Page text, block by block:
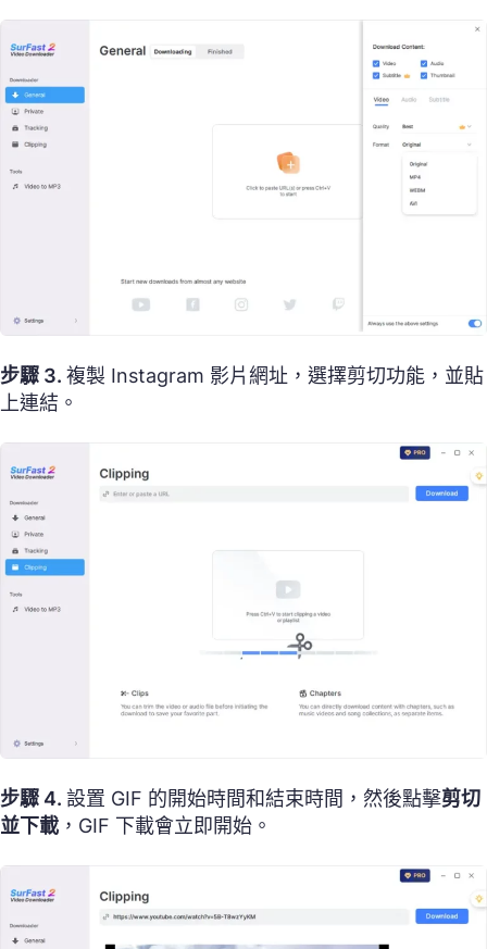
步驟 3. 複製 Instagram 影片網址，選擇剪切功能，並貼
上連結。
步驟 4. 設置 GIF 的開始時間和結束時間，然後點擊剪切
並下載 ，GIF 下載會立即開始。